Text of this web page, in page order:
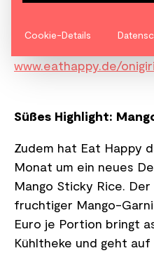
www.eathappy.de/
Süßes Highlight:
Zudem hat Eat Happy
Monat um ein neues
Mango Sticky Rice.
fruchtiger Mango-
Euro je Portion bringt
Kühltheke und geht
Cookie-Details